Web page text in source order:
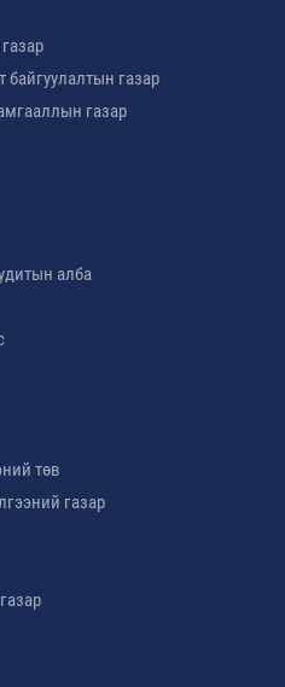
байгуулалтын газар
газар
алба
төв
газар